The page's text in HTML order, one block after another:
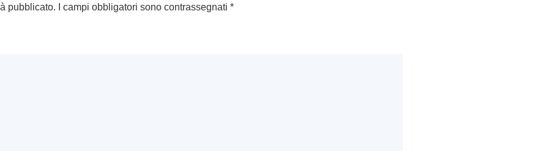
pubblicato. I campi obbligatori sono contrassegnati *